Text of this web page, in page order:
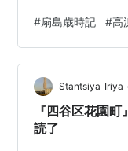
ト・・・ と、躊躇
たので仕方ない読
みりと致しました
おきますと、１８
始まるんです。
な扇形をしていま
#扇島歳時記 #高
Stantsiya_Iriya
『四谷区花園
読了